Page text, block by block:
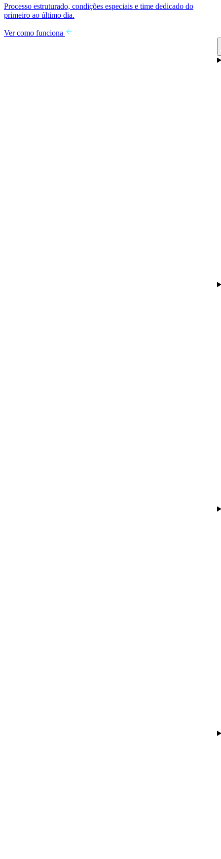
Processo estruturado, condições especiais e time dedicado do
primeiro ao último dia.
Ver como funciona